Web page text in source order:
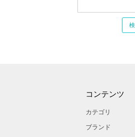
コンテンツ
カテゴリ
ブランド